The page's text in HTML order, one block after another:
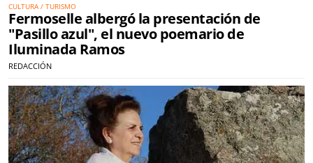
CULTURA / TURISMO
Fermoselle albergó la presentación de
"Pasillo azul", el nuevo poemario de
Iluminada Ramos
REDACCIÓN